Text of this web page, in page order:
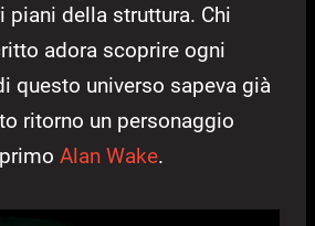
piani della struttura. Chi
adora scoprire ogni
questo universo sapeva già
ritorno un personaggio
Alan Wake.